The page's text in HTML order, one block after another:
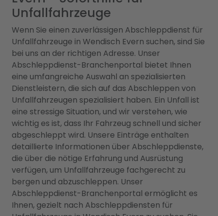
Unfallfahrzeuge
Wenn Sie einen zuverlässigen Abschleppdienst für
Unfallfahrzeuge in Wendisch Evern suchen, sind Sie
bei uns an der richtigen Adresse. Unser
Abschleppdienst-Branchenportal bietet Ihnen
eine umfangreiche Auswahl an spezialisierten
Dienstleistern, die sich auf das Abschleppen von
Unfallfahrzeugen spezialisiert haben. Ein Unfall ist
eine stressige Situation, und wir verstehen, wie
wichtig es ist, dass Ihr Fahrzeug schnell und sicher
abgeschleppt wird. Unsere Einträge enthalten
detaillierte Informationen über Abschleppdienste,
die über die nötige Erfahrung und Ausrüstung
verfügen, um Unfallfahrzeuge fachgerecht zu
bergen und abzuschleppen. Unser
Abschleppdienst-Branchenportal ermöglicht es
Ihnen, gezielt nach Abschleppdiensten für